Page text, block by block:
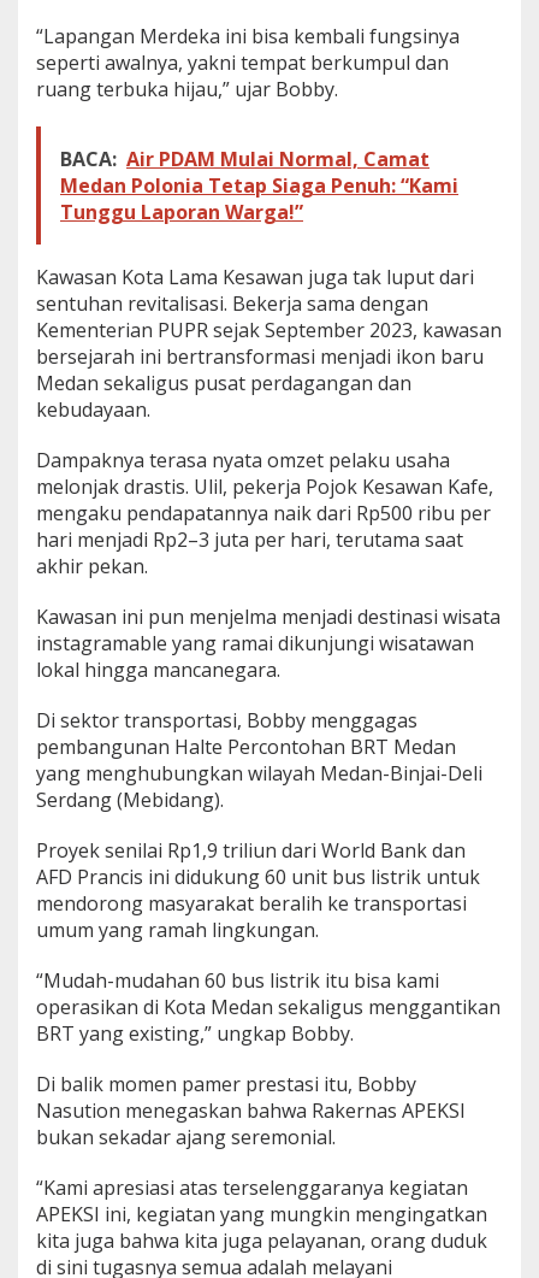
“Lapangan Merdeka ini bisa kembali fungsinya
seperti awalnya, yakni tempat berkumpul dan
ruang terbuka hijau,” ujar Bobby.
BACA: Air PDAM Mulai Normal, Camat
Medan Polonia Tetap Siaga Penuh: “Kami
Tunggu Laporan Warga!”
Kawasan Kota Lama Kesawan juga tak luput dari
sentuhan revitalisasi. Bekerja sama dengan
Kementerian PUPR sejak September 2023, kawasan
bersejarah ini bertransformasi menjadi ikon baru
Medan sekaligus pusat perdagangan dan
kebudayaan.
Dampaknya terasa nyata omzet pelaku usaha
melonjak drastis. Ulil, pekerja Pojok Kesawan Kafe,
mengaku pendapatannya naik dari Rp500 ribu per
hari menjadi Rp2–3 juta per hari, terutama saat
akhir pekan.
Kawasan ini pun menjelma menjadi destinasi wisata
instagramable yang ramai dikunjungi wisatawan
lokal hingga mancanegara.
Di sektor transportasi, Bobby menggagas
pembangunan Halte Percontohan BRT Medan
yang menghubungkan wilayah Medan-Binjai-Deli
Serdang (Mebidang).
Proyek senilai Rp1,9 triliun dari World Bank dan
AFD Prancis ini didukung 60 unit bus listrik untuk
mendorong masyarakat beralih ke transportasi
umum yang ramah lingkungan.
“Mudah-mudahan 60 bus listrik itu bisa kami
operasikan di Kota Medan sekaligus menggantikan
BRT yang existing,” ungkap Bobby.
Di balik momen pamer prestasi itu, Bobby
Nasution menegaskan bahwa Rakernas APEKSI
bukan sekadar ajang seremonial.
“Kami apresiasi atas terselenggaranya kegiatan
APEKSI ini, kegiatan yang mungkin mengingatkan
kita juga bahwa kita juga pelayanan, orang duduk
di sini tugasnya semua adalah melayani